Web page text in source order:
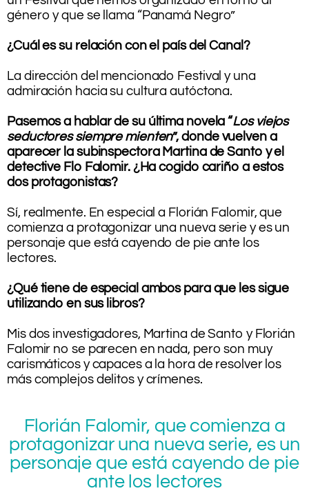
género y que se llama “Panamá Negro”
¿Cuál es su relación con el país del Canal?
La dirección del mencionado Festival y una
admiración hacia su cultura autóctona.
Pasemos a hablar de su última novela “Los viejos
seductores siempre mienten”, donde vuelven a
aparecer la subinspectora Martina de Santo y el
detective Flo Falomir. ¿Ha cogido cariño a estos
dos protagonistas?
Sí, realmente. En especial a Florián Falomir, que
comienza a protagonizar una nueva serie y es un
personaje que está cayendo de pie ante los
lectores.
¿Qué tiene de especial ambos para que les sigue
utilizando en sus libros?
Mis dos investigadores, Martina de Santo y Florián
Falomir no se parecen en nada, pero son muy
carismáticos y capaces a la hora de resolver los
más complejos delitos y crímenes.
Florián Falomir, que comienza a
protagonizar una nueva serie, es un
personaje que está cayendo de pie
ante los lectores